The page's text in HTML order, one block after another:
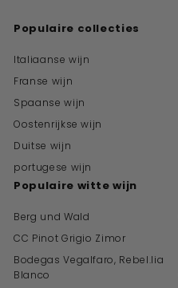
Populaire collecties
Italiaanse wijn
Franse wijn
Spaanse wijn
Oostenrijkse wijn
Duitse wijn
portugese wijn
Populaire witte wijn
Berg und Wald
CC Pinot Grigio Zimor
Bodegas Vegalfaro, Rebel.lia
Blanco